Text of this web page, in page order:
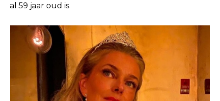
al 59 jaar oud is.